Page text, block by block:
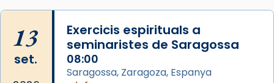
Mataró en reivindicarà les relíquies fins que
les aconseguirà el 1772. L’ofici que es canta
a la “Missa de les Santes” (“Missa de
Glòria”) fou composta el 1848 per Mn.
Manuel Blanch, amb aire d’òpera
13
set.
Exercicis espirituals a
seminaristes de Saragossa
08:00
Saragossa, Zaragoza, Espanya